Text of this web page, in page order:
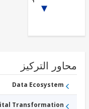
- Agriculture,
Forestry
Agricultural
Markets,
Commercialization,
Agri-Business and
التركيز
Data Ecosystem
Digital Transformation